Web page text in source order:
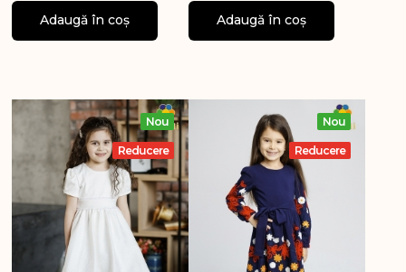
Adaugă în coș Adaugă în coș
Nou
Reducere
Nou
Reducere